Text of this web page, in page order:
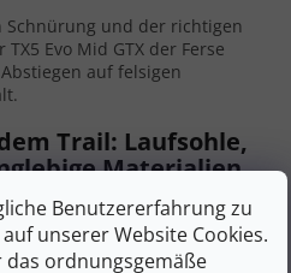
Benutzererfahrung zu
unserer Website Cookies.
das ordnungsgemäße
Schnürung und der richtigen
Evo Mid GTX der Ferse
auf felsigen
Trail: Laufsohle,
Materialien
ist eine der am besten
für Traktion auf
mit der Impact Brake